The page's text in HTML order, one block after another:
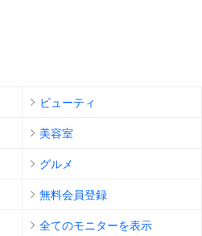
ビューティ
美容室
グルメ
無料会員登録
全てのモニターを表示